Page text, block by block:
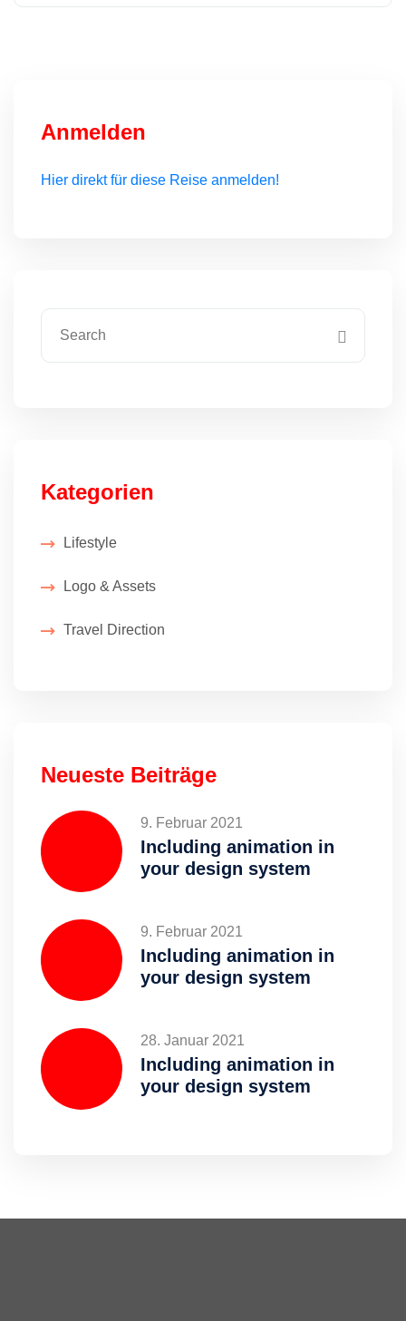
Anmelden
Hier direkt für diese Reise anmelden!
Kategorien
Lifestyle
Logo & Assets
Travel Direction
Neueste Beiträge
9. Februar 2021
Including animation in
your design system
9. Februar 2021
Including animation in
your design system
28. Januar 2021
Including animation in
your design system